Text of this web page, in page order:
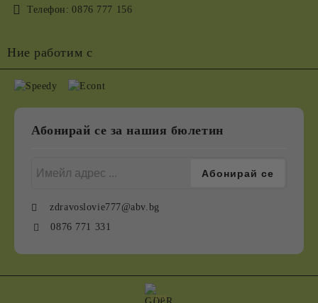
Телефон: 0876 777 156
Ние работим с
Абонирай се за нашия бюлетин
zdravoslovie777@abv.bg
0876 771 331
GDPR